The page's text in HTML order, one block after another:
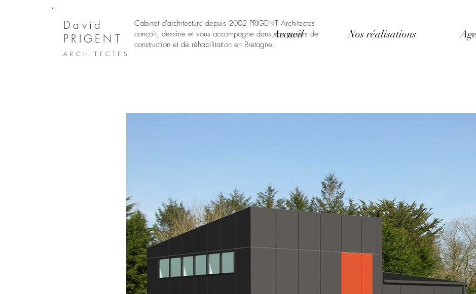
David
PRIGENT
ARCHITECTES
Cabinet d'architecture depuis 2002 PRIGENT Architectes
conçoit, dessine et vous accompagne dans vos projets de
construction et de réhabilitation en Bretagne.
Accueil Nos réalisations